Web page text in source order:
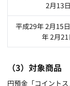
2月13
平成29年 2月15
年 2月21
（3）対象商品
円預金「コイントス